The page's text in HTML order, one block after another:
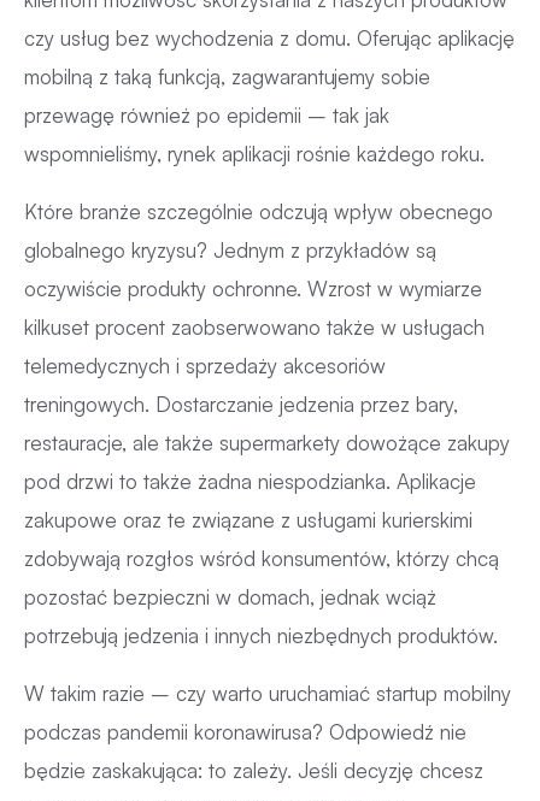
czy usług bez wychodzenia z domu. Oferując aplikację
mobilną z taką funkcją, zagwarantujemy sobie
przewagę również po epidemii – tak jak
wspomnieliśmy, rynek aplikacji rośnie każdego roku.
Które branże szczególnie odczują wpływ obecnego
globalnego kryzysu? Jednym z przykładów są
oczywiście produkty ochronne. Wzrost w wymiarze
kilkuset procent zaobserwowano także w usługach
telemedycznych i sprzedaży akcesoriów
treningowych. Dostarczanie jedzenia przez bary,
restauracje, ale także supermarkety dowożące zakupy
pod drzwi to także żadna niespodzianka. Aplikacje
zakupowe oraz te związane z usługami kurierskimi
zdobywają rozgłos wśród konsumentów, którzy chcą
pozostać bezpieczni w domach, jednak wciąż
potrzebują jedzenia i innych niezbędnych produktów.
W takim razie – czy warto uruchamiać startup mobilny
podczas pandemii koronawirusa? Odpowiedź nie
będzie zaskakująca: to zależy. Jeśli decyzję chcesz